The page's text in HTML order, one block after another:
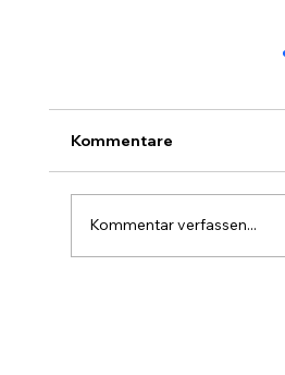
Kommentare
Kommentar verfassen...